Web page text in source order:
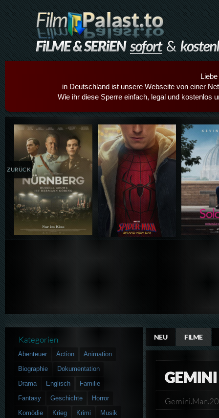
in Deutschland ist unsere Webseite von einer
Wie ihr diese Sperre einfach, legal und kostenlos
Details,Play Details,Play
ZURÜCK
NEU FILME
Kategorien
Abenteuer Action
Animation
Biographie
Dokumentation
Drama
Englisch
Familie
Fantasy
Geschichte
Horror
Komödie
Krieg Krimi
Musik